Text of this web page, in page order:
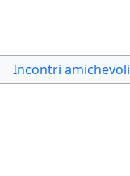
Incontri amichevoli